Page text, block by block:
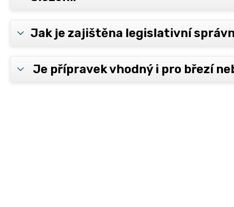
Jak je zajištěna legislativní
Je přípravek vhodný i pro březí